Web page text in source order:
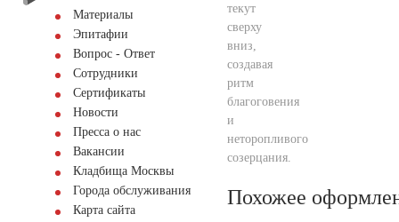
Материалы
Эпитафии
Вопрос - Ответ
Сотрудники
Сертификаты
Новости
Пресса о нас
Вакансии
Кладбища Москвы
Города обслуживания
Карта сайта
текут
сверху
вниз,
создавая
ритм
благоговения
и
неторопливого
созерцания.
Похожее